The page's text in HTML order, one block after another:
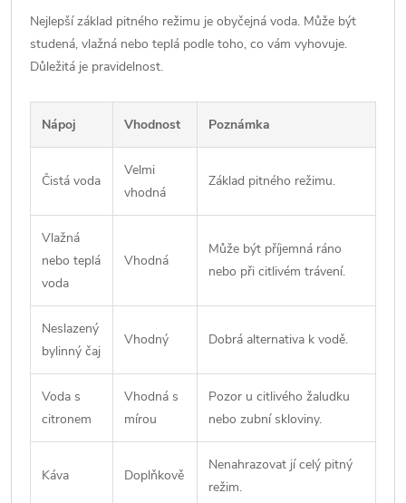
Nejlepší základ pitného režimu je obyčejná voda. Může být
studená, vlažná nebo teplá podle toho, co vám vyhovuje.
Důležitá je pravidelnost.
Nápoj Vhodnost Poznámka
Čistá voda
Velmi
vhodná
Základ pitného režimu.
Vlažná
nebo teplá
voda
Vhodná
Může být příjemná ráno
nebo při citlivém trávení.
Neslazený
bylinný čaj
Vhodný Dobrá alternativa k vodě.
Voda s
citronem
Vhodná s
mírou
Pozor u citlivého žaludku
nebo zubní skloviny.
Káva Doplňkově
Nenahrazovat jí celý pitný
režim.